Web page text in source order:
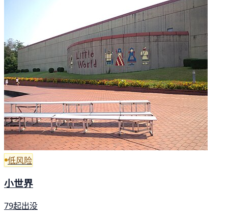
低风险
小世界
79起出没